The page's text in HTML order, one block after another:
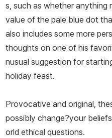
s, such as whether anything
value of the pale blue dot
also includes some more
thoughts on one of his
nusual suggestion for
holiday feast.
Provocative and original,
possibly change?your
orld ethical questions.